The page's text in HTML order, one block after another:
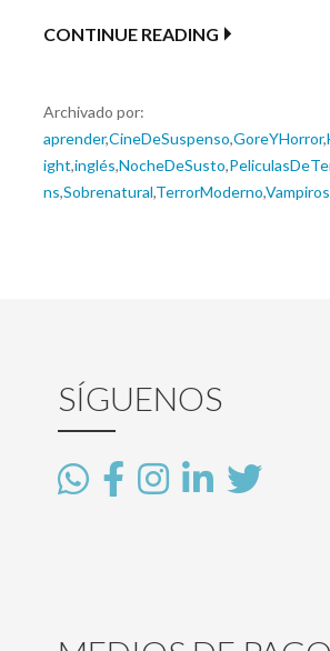
CONTINUE READING
Archivado por:
aprender,CineDeSuspenso,GoreYHorror,
ight,inglés,NocheDeSusto,
ns,Sobrenatural,TerrorModerno,Vampiros
SÍGUENOS